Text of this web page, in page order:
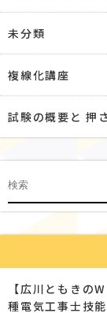
未分類
複線化講座
試験の概要と 押
【広川ともき
種電気工事士技